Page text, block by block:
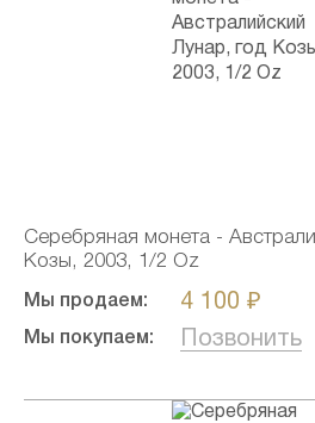
Серебряная монета -
Козы, 2003, 1/2 Oz
Мы продаем: 4 100 ₽
Мы покупаем: Позвонить